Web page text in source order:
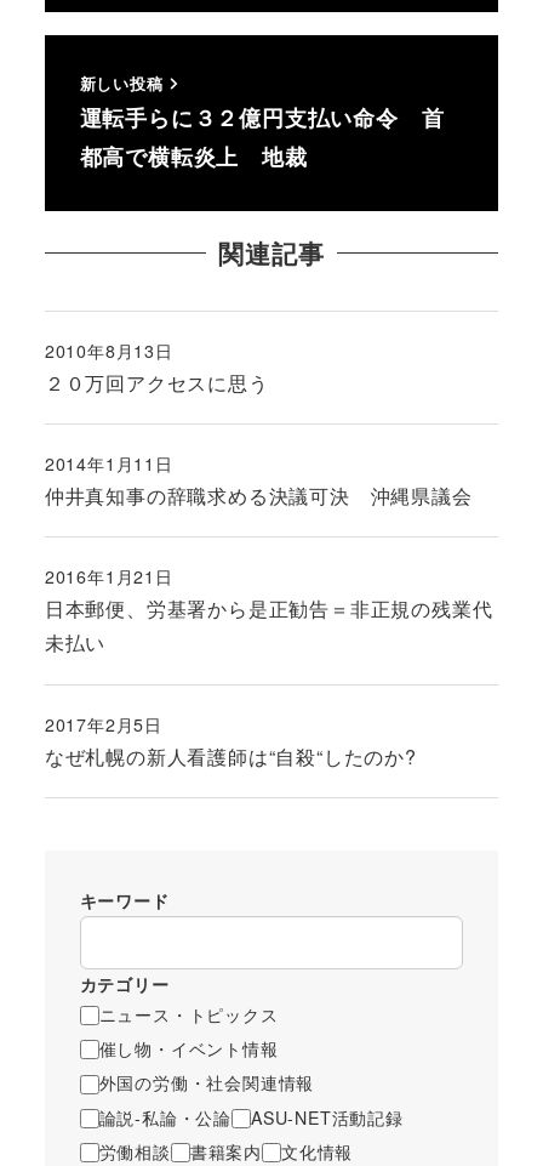
新しい投稿
運転手らに３２億円支払い命令 首
都高で横転炎上 地裁
関連記事
２０万回アクセスに思う
投稿日
2010年8月13日
仲井真知事の辞職求める決議可決 沖縄県議会
投稿日
2014年1月11日
日本郵便、労基署から是正勧告＝非正規の残業代
未払い
投稿日
2016年1月21日
なぜ札幌の新人看護師は“自殺“したのか?
投稿日
2017年2月5日
キーワード
カテゴリー
ニュース・トピックス
催し物・イベント情報
外国の労働・社会関連情報
論説-私論・公論
ASU-NET活動記録
労働相談
書籍案内
文化情報